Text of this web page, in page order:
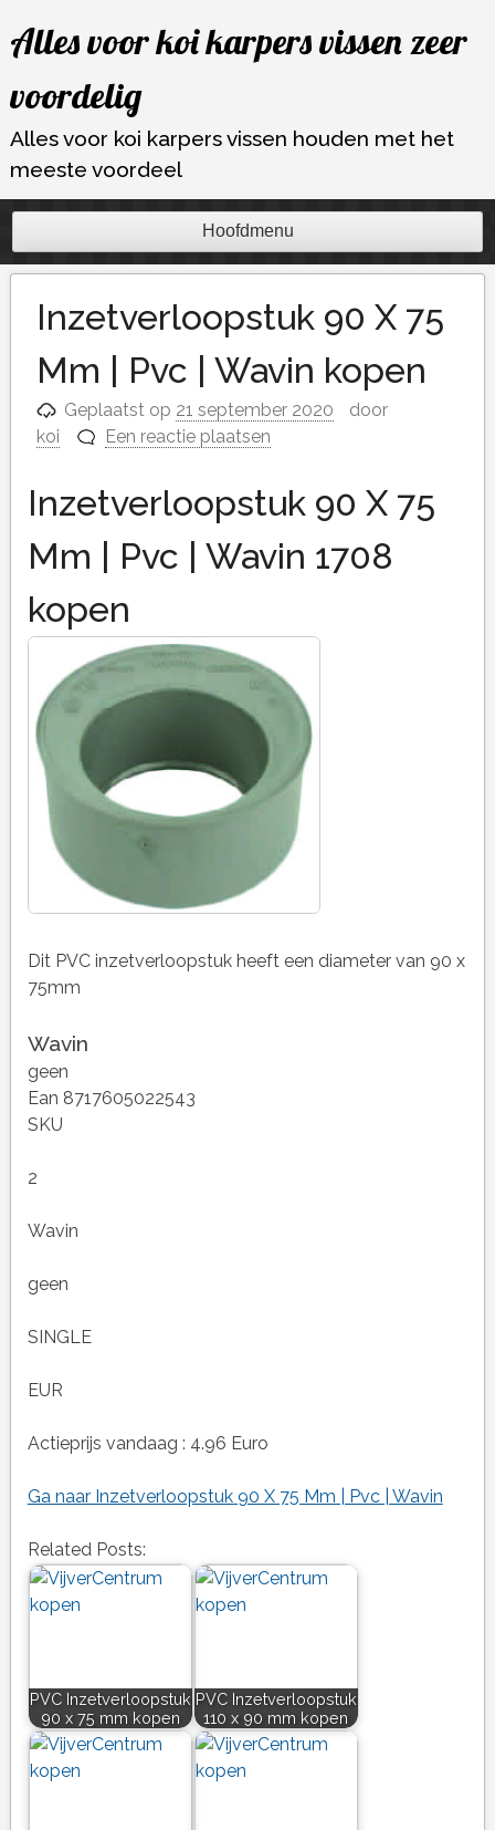
naar
inhoud
Alles voor koi karpers vissen zeer
voordelig
Alles voor koi karpers vissen houden met het
meeste voordeel
Hoofdmenu
Inzetverloopstuk 90 X 75
Mm | Pvc | Wavin kopen
Geplaatst op 21 september 2020
door
koi
Een reactie plaatsen
Inzetverloopstuk 90 X 75
Mm | Pvc | Wavin 1708
kopen
Dit PVC inzetverloopstuk heeft een diameter van 90 x
75mm
Wavin
geen
Ean 8717605022543
SKU
2
Wavin
geen
SINGLE
EUR
Actieprijs vandaag : 4.96 Euro
Ga naar Inzetverloopstuk 90 X 75 Mm | Pvc | Wavin
Related Posts:
PVC Inzetverloopstuk
90 x 75 mm kopen
PVC Inzetverloopstuk
110 x 90 mm kopen